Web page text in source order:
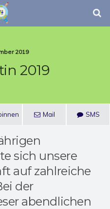
2019
2019
Mail SMS
sich unsere
auf zahlreiche
der
abendlichen